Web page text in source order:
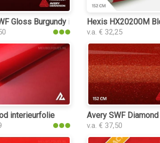
Gloss Burgundy interieurfolieHexis HX20200M
v.a. € 32,25
interieurfolie Avery SWF
v.a. € 37,50